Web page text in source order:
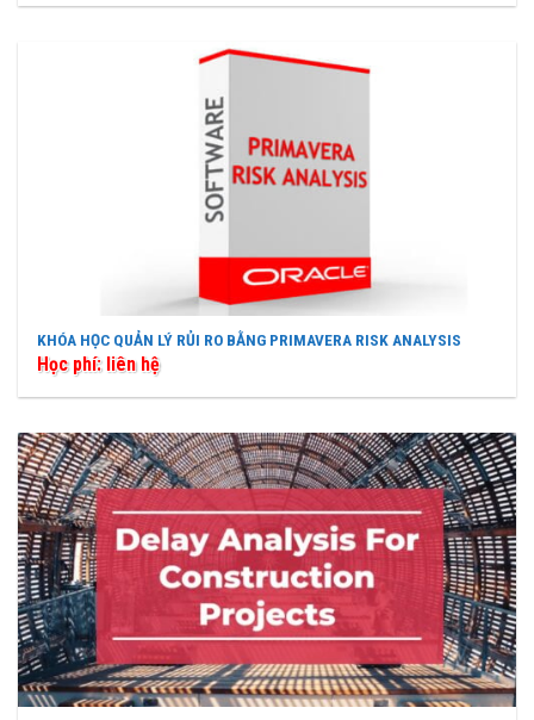
KHÓA HỌC QUẢN LÝ RỦI RO BẰNG PRIMAVERA RISK ANALYSIS
Học phí: liên hệ